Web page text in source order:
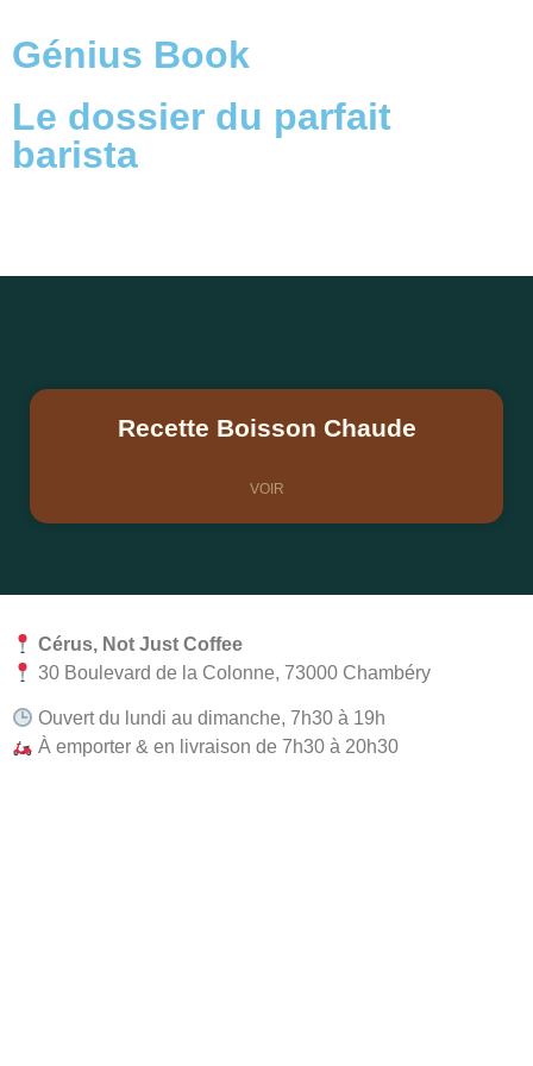
Génius Book
Le dossier du parfait
barista
Recette Boisson Chaude
VOIR
Cérus, Not Just Coffee
30 Boulevard de la Colonne, 73000 Chambéry
Ouvert du lundi au dimanche, 7h30 à 19h
À emporter & en livraison de 7h30 à 20h30